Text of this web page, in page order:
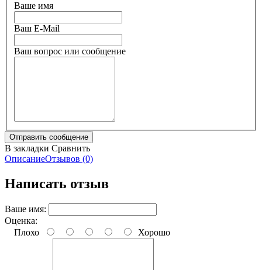
Ваше имя
Ваш E-Mail
Ваш вопрос или сообщение
В закладки Сравнить
ОписаниеОтзывов (0)
Написать отзыв
Ваше имя:
Оценка:
Плохо
Хорошо